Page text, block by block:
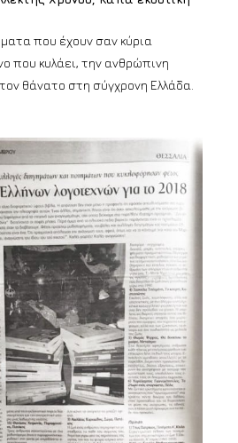
που έχουν σαν κύρια
που κυλάει, την ανθρώπινη
θάνατο στη σύγχρονη Ελλάδα.